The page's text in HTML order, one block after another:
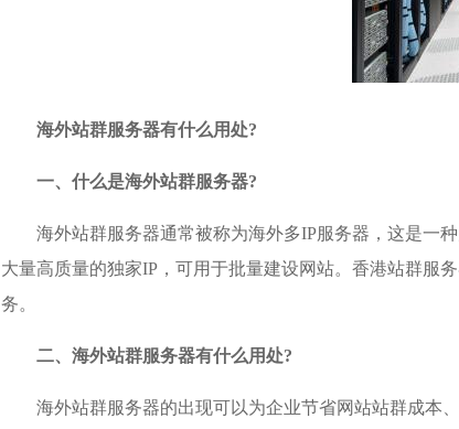
海外站群服务器有什么用处?
一、什么是海外站群服务器?
海外站群服务器通常被称为海外多IP服务器，这是一
大量高质量的独家IP，可用于批量建设网站。 香港站群服
务。
二、海外站群服务器有什么用处?
海外站群服务器的出现可以为企业节省网站站群成本